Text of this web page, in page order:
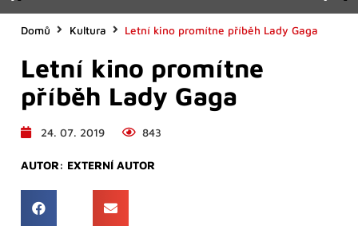
Domů Kultura Letní kino promítne příběh Lady Gaga
Letní kino promítne
příběh Lady Gaga
24. 07. 2019 843
AUTOR: EXTERNÍ AUTOR